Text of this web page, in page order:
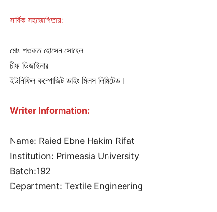
সার্বিক সহজোগিতায়:
মোঃ শওকত হোসেন সোহেল
চীফ ডিজাইনার
ইউনিফিল কম্পোজিট ডাইং মিলস লিমিটেড।
Writer Information:
Name: Raied Ebne Hakim Rifat
Institution: Primeasia University
Batch:192
Department: Textile Engineering